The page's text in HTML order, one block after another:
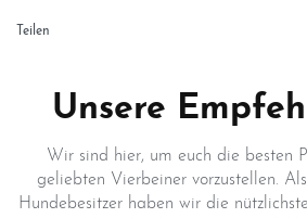
Teilen
Unsere
Wir sind hier, um euch die besten
geliebten Vierbeiner vorzustellen.
Hundebesitzer haben wir die